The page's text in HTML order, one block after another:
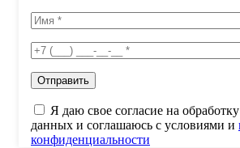
Я даю свое согласие на
данных и соглашаюсь с условиями и
конфиденциальности